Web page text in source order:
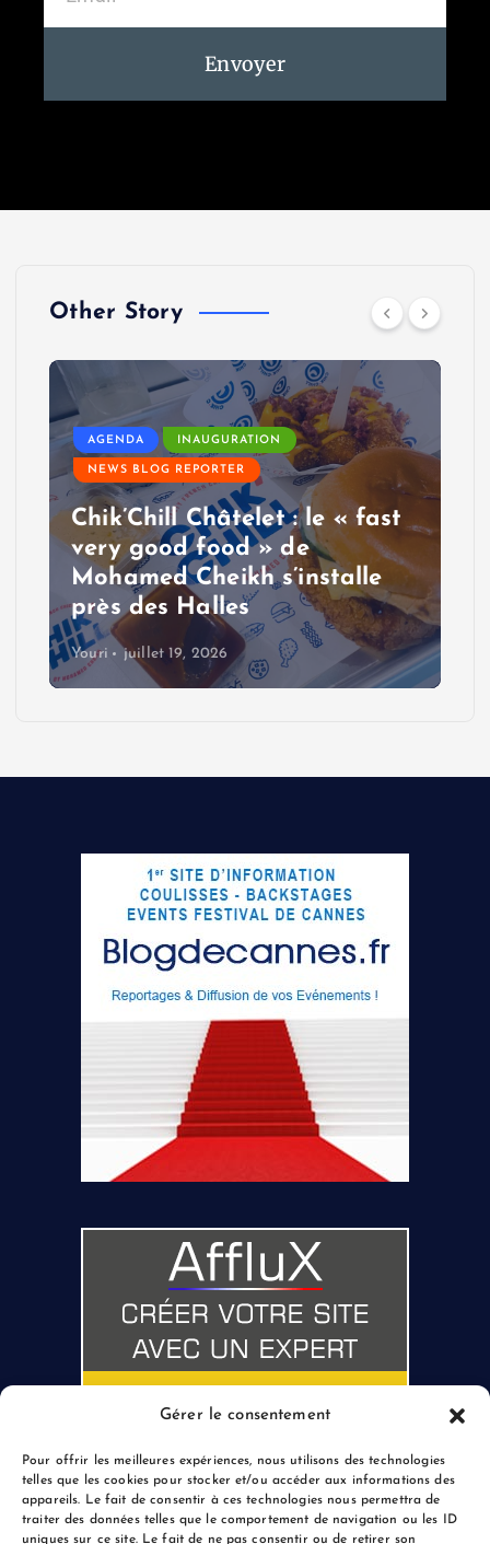
Gérer le consentement
Pour offrir les meilleures expériences, nous utilisons des technologies
telles que les cookies pour stocker et/ou accéder aux informations des
appareils. Le fait de consentir à ces technologies nous permettra de
traiter des données telles que le comportement de navigation ou les ID
uniques sur ce site. Le fait de ne pas consentir ou de retirer son
Envoyer
Other Story
AGENDA INAUGURATION
NEWS BLOG REPORTER
Chik’Chill Châtelet : le « fast
very good food » de
Mohamed Cheikh s’installe
près des Halles
Youri juillet 19, 2026